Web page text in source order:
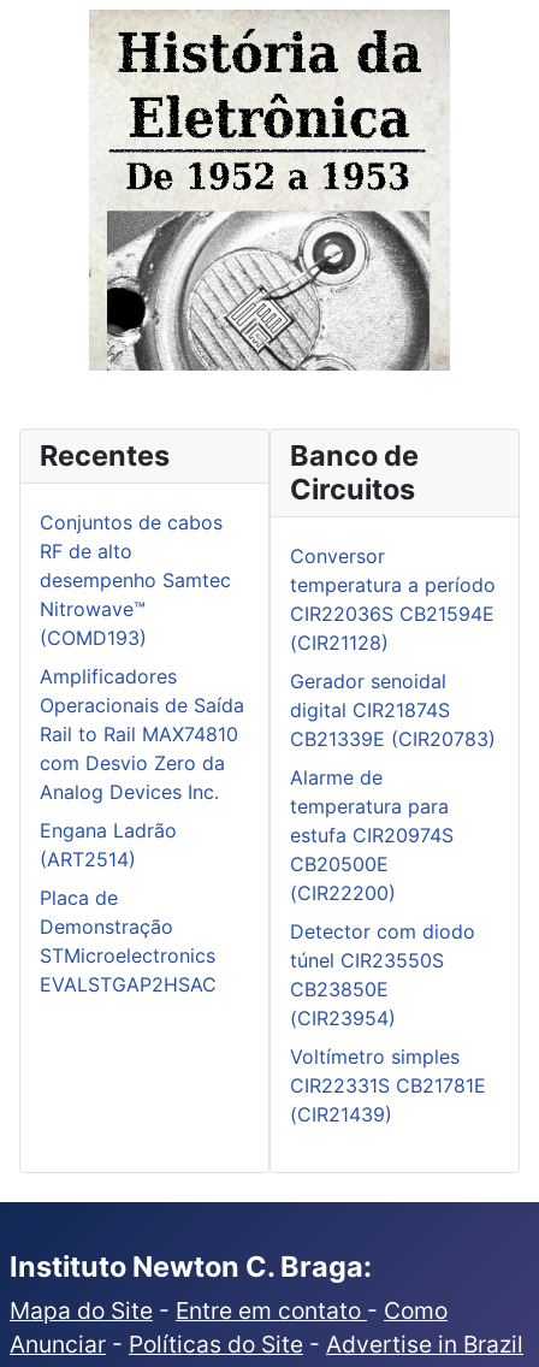
Recentes
Conjuntos de cabos
RF de alto
desempenho Samtec
Nitrowave™
(COMD193)
Amplificadores
Operacionais de Saída
Rail to Rail MAX74810
com Desvio Zero da
Analog Devices Inc.
Engana Ladrão
(ART2514)
Placa de
Demonstração
STMicroelectronics
EVALSTGAP2HSAC
Banco de
Circuitos
Conversor
temperatura a período
CIR22036S CB21594E
(CIR21128)
Gerador senoidal
digital CIR21874S
CB21339E (CIR20783)
Alarme de
temperatura para
estufa CIR20974S
CB20500E
(CIR22200)
Detector com diodo
túnel CIR23550S
CB23850E
(CIR23954)
Voltímetro simples
CIR22331S CB21781E
(CIR21439)
Instituto Newton C. Braga:
Mapa do Site - Entre em contato - Como
Anunciar - Políticas do Site - Advertise in Brazil